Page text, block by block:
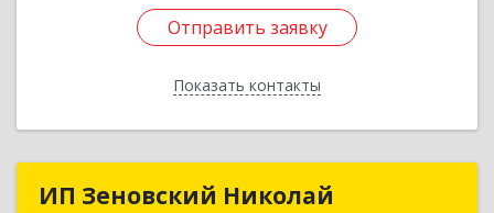
Отправить заявку
Показать контакты
Отправить заявку
Назад
ИП Зеновский Николай
ИП Зеновский Николай